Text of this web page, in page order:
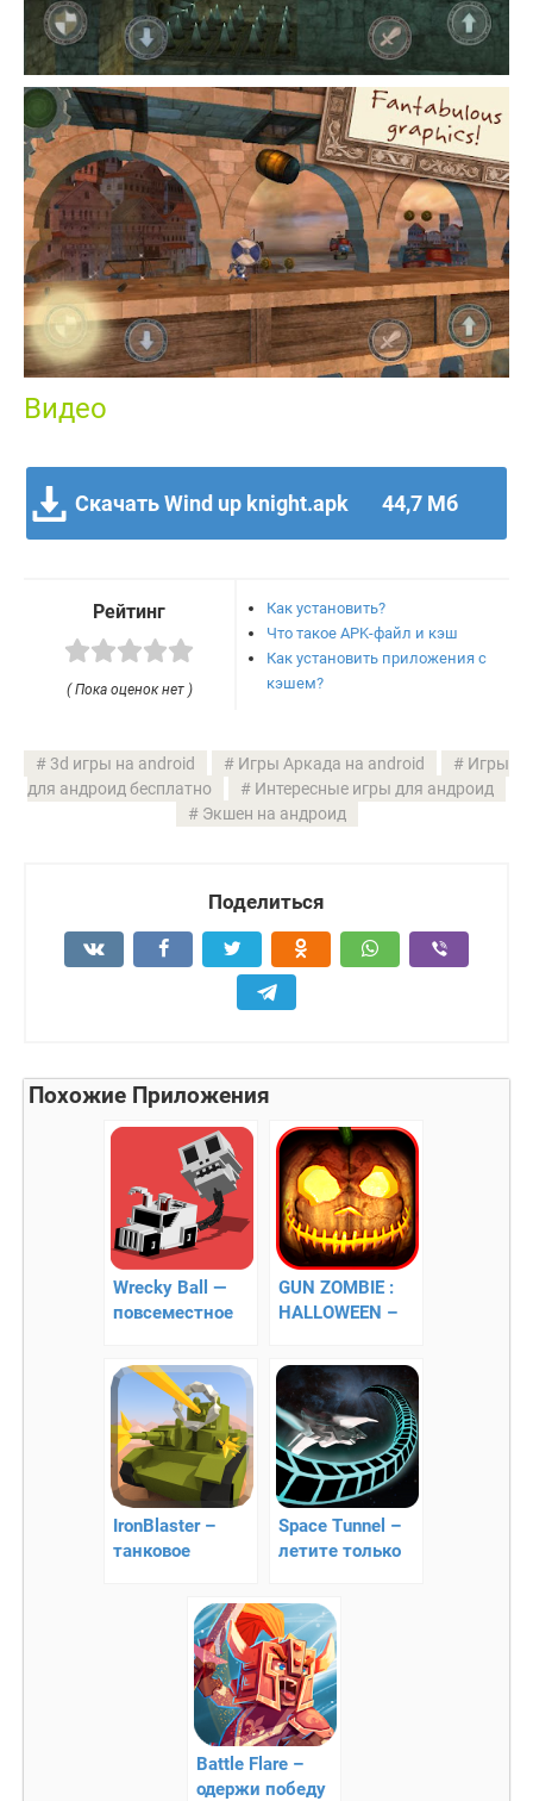
Видео
Скачать Wind up knight.apk 44,7 Мб
Рейтинг
( Пока оценок нет )
Как установить?
Что такое APK-файл и кэш
Как установить приложения с
кэшем?
3d игры на android Игры Аркада на android
Игры
для андроид бесплатно
Интересные игры для андроид
Экшен на андроид
Поделиться
Похожие Приложения
Wrecky Ball —
повсеместное
GUN ZOMBIE :
HALLOWEEN –
зомби!
IronBlaster –
танковое
Space Tunnel –
летите только
Battle Flare –
одержи победу